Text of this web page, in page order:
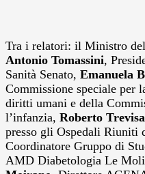
Tra i relatori: il Ministro
Antonio Tomassini,
Sanità Senato, Emanuela
Commissione speciale per
diritti umani e della
l’infanzia, Roberto
presso gli Ospedali Riuniti
Coordinatore Gruppo di
AMD Diabetologia Le